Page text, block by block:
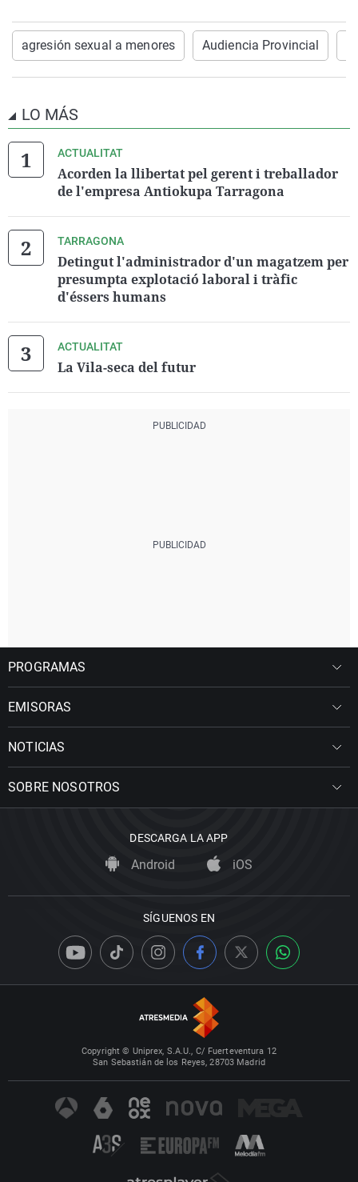
agresión sexual a menores Audiencia Provincial
LO MÁS
ACTUALITAT
Acorden la llibertat pel gerent i treballador
de l'empresa Antiokupa Tarragona
TARRAGONA
Detingut l'administrador d'un magatzem per
presumpta explotació laboral i tràfic
d'éssers humans
ACTUALITAT
La Vila-seca del futur
PROGRAMAS
EMISORAS
NOTICIAS
SOBRE NOSOTROS
DESCARGA LA APP
Android iOS
SÍGUENOS EN
Copyright © Uniprex, S.A.U., C/ Fuerteventura 12
San Sebastián de los Reyes, 28703 Madrid